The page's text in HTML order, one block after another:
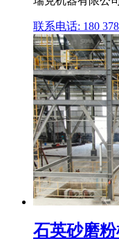
联系电话: 180
石英砂磨